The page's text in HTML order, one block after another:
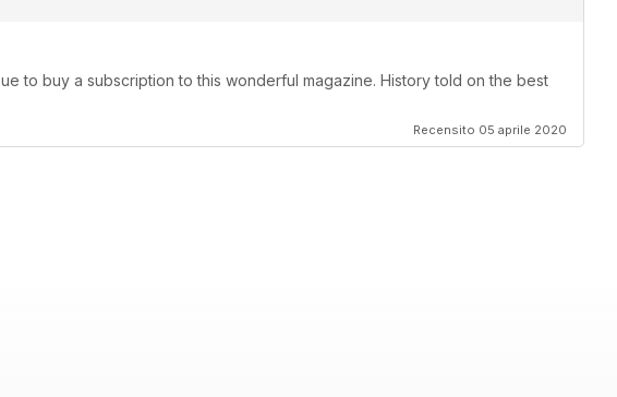
to buy a subscription to this wonderful magazine. History told on the best
Recensito 05 aprile 2020